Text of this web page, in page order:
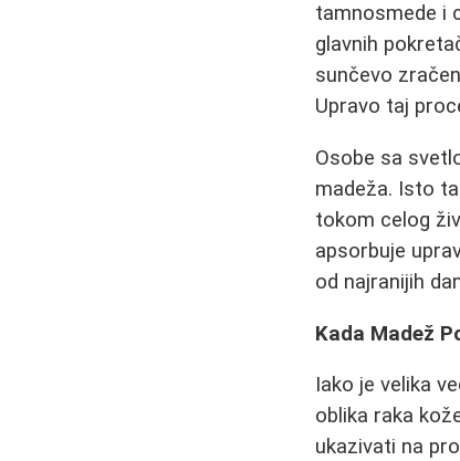
tamnosmede i
glavnih
sunčevo
Upravo taj
Osobe sa
madeža. Isto
tokom celog
apsorbuje
od najranijih
Kada Madež
Iako je velika
oblika raka
ukazivati na